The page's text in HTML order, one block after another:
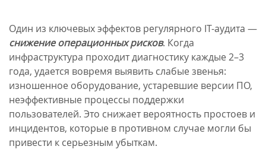
Один из ключевых эффектов регулярного IT-аудита —
снижение операционных рисков. Когда
инфраструктура проходит диагностику каждые 2–3
года, удается вовремя выявить слабые звенья:
изношенное оборудование, устаревшие версии ПО,
неэффективные процессы поддержки
пользователей. Это снижает вероятность простоев и
инцидентов, которые в противном случае могли бы
привести к серьезным убыткам.